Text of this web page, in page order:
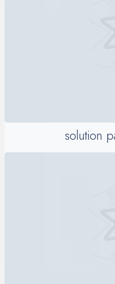
solution